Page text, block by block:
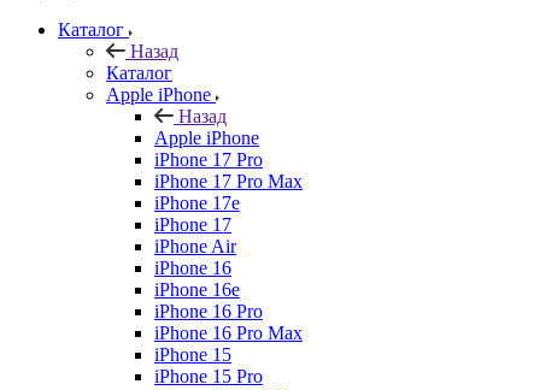
Каталог
Назад
Каталог
Apple iPhone
Назад
Apple iPhone
iPhone 17 Pro
iPhone 17 Pro Max
iPhone 17e
iPhone 17
iPhone Air
iPhone 16
iPhone 16e
iPhone 16 Pro
iPhone 16 Pro Max
iPhone 15
iPhone 15 Pro